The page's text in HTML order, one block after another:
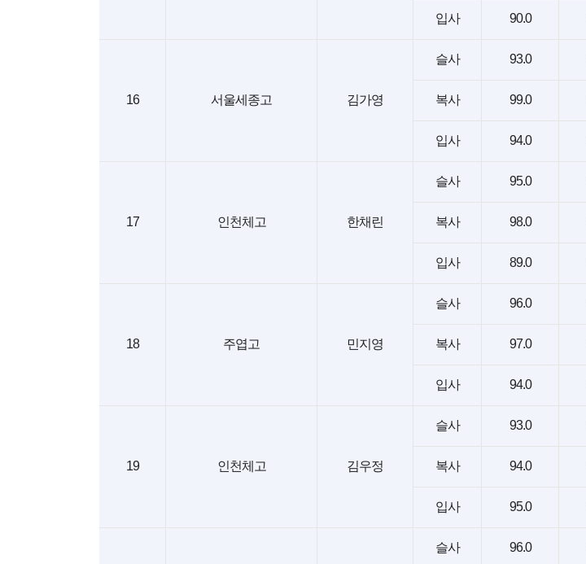
입사 90.0
16 서울세종고 김가영
슬사 93.0
복사 99.0
입사 94.0
17 인천체고 한채린
슬사 95.0
복사 98.0
입사 89.0
18 주엽고 민지영
슬사 96.0
복사 97.0
입사 94.0
19 인천체고 김우정
슬사 93.0
복사 94.0
입사 95.0
슬사 96.0